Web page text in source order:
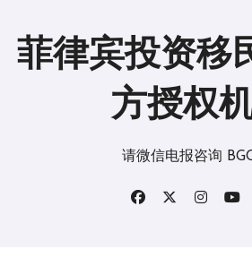
菲律宾投资移
方授权
请微信电报咨询